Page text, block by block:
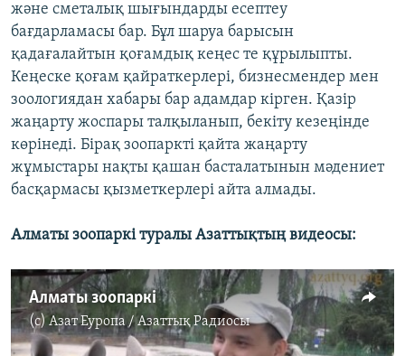
және сметалық шығындарды есептеу
бағдарламасы бар. Бұл шаруа барысын
қадағалайтын қоғамдық кеңес те құрылыпты.
Кеңеске қоғам қайраткерлері, бизнесмендер мен
зоологиядан хабары бар адамдар кірген. Қазір
жаңарту жоспары талқыланып, бекіту кезеңінде
көрінеді. Бірақ зоопаркті қайта жаңарту
жұмыстары нақты қашан басталатынын мәдениет
басқармасы қызметкерлері айта алмады.
Алматы зоопаркі туралы Азаттықтың видеосы:
Алматы зоопаркі
(c)Азат Еуропа / Азаттық Радиосы